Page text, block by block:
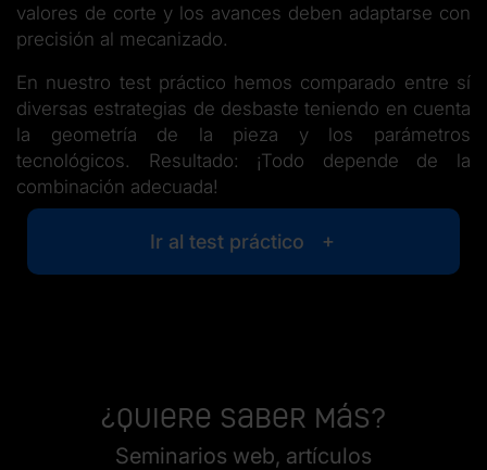
valores de corte y los avances deben adaptarse con
precisión al mecanizado.
En nuestro test práctico hemos comparado entre sí
diversas estrategias de desbaste teniendo en cuenta
la geometría de la pieza y los parámetros
tecnológicos. Resultado: ¡Todo depende de la
combinación adecuada!
Ir al test práctico
¿Quiere saber más?
Seminarios web, artículos